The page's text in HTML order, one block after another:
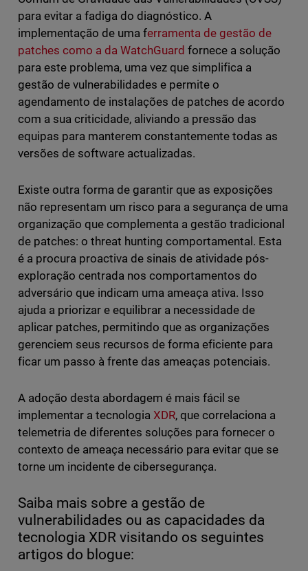
para evitar a fadiga do diagnóstico. A
implementação de uma ferramenta de gestão de
patches como a da WatchGuard fornece a solução
para este problema, uma vez que simplifica a
gestão de vulnerabilidades e permite o
agendamento de instalações de patches de acordo
com a sua criticidade, aliviando a pressão das
equipas para manterem constantemente todas as
versões de software actualizadas.
Existe outra forma de garantir que as exposições
não representam um risco para a segurança de uma
organização que complementa a gestão tradicional
de patches: o threat hunting comportamental. Esta
é a procura proactiva de sinais de atividade pós-
exploração centrada nos comportamentos do
adversário que indicam uma ameaça ativa. Isso
ajuda a priorizar e equilibrar a necessidade de
aplicar patches, permitindo que as organizações
gerenciem seus recursos de forma eficiente para
ficar um passo à frente das ameaças potenciais.
A adoção desta abordagem é mais fácil se
implementar a tecnologia XDR, que correlaciona a
telemetria de diferentes soluções para fornecer o
contexto de ameaça necessário para evitar que se
torne um incidente de cibersegurança.
Saiba mais sobre a gestão de
vulnerabilidades ou as capacidades da
tecnologia XDR visitando os seguintes
artigos do blogue: